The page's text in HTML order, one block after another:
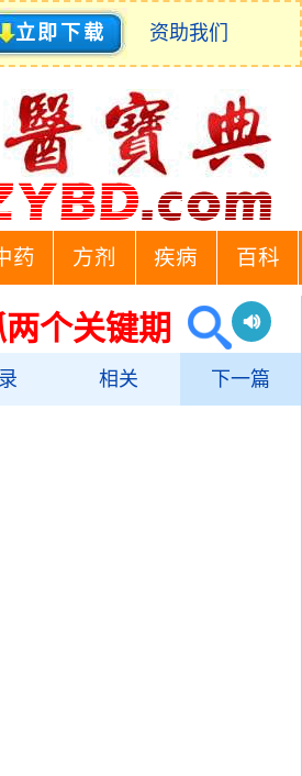
立即下载 资助我们
药 方剂 疾病 百科
个关键期
相关 下一篇